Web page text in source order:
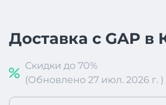
Доставка с GAP в
Скидки до 70%
(Обновлено 27 июл. 2026 г. )